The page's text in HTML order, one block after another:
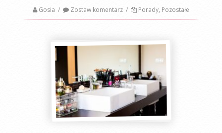
Gosia / Zostaw komentarz / Porady, Pozostałe